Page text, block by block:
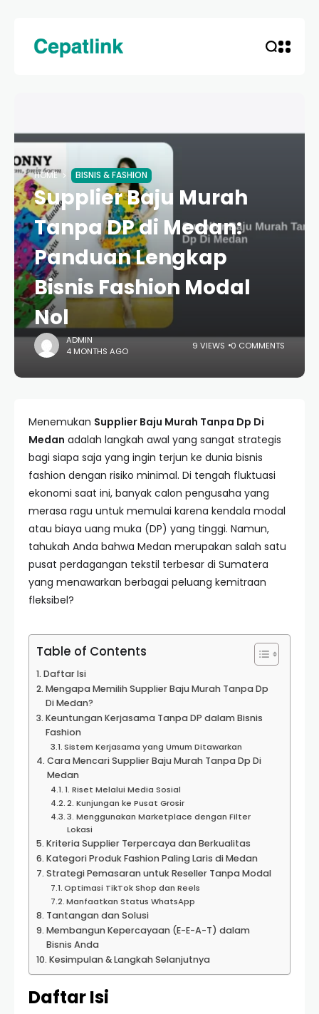
HOME BISNIS & FASHION
Supplier Baju Murah
Tanpa DP di Medan:
Panduan Lengkap
Bisnis Fashion Modal
Nol
ADMIN
4 MONTHS AGO
9 VIEWS 0 COMMENTS
Menemukan Supplier Baju Murah Tanpa Dp Di
Medan adalah langkah awal yang sangat strategis
bagi siapa saja yang ingin terjun ke dunia bisnis
fashion dengan risiko minimal. Di tengah fluktuasi
ekonomi saat ini, banyak calon pengusaha yang
merasa ragu untuk memulai karena kendala modal
atau biaya uang muka (DP) yang tinggi. Namun,
tahukah Anda bahwa Medan merupakan salah satu
pusat perdagangan tekstil terbesar di Sumatera
yang menawarkan berbagai peluang kemitraan
fleksibel?
Table of Contents
Daftar Isi
Mengapa Memilih Supplier Baju Murah Tanpa Dp
Di Medan?
Keuntungan Kerjasama Tanpa DP dalam Bisnis
Fashion
Sistem Kerjasama yang Umum Ditawarkan
Cara Mencari Supplier Baju Murah Tanpa Dp Di
Medan
1. Riset Melalui Media Sosial
2. Kunjungan ke Pusat Grosir
3. Menggunakan Marketplace dengan Filter
Lokasi
Kriteria Supplier Terpercaya dan Berkualitas
Kategori Produk Fashion Paling Laris di Medan
Strategi Pemasaran untuk Reseller Tanpa Modal
Optimasi TikTok Shop dan Reels
Manfaatkan Status WhatsApp
Tantangan dan Solusi
Membangun Kepercayaan (E-E-A-T) dalam
Bisnis Anda
Kesimpulan & Langkah Selanjutnya
Daftar Isi